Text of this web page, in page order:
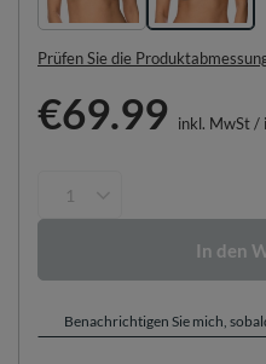
Prüfen Sie die
€69.99 inkl. MwSt/
In den
Benachrichtigen Sie mich,